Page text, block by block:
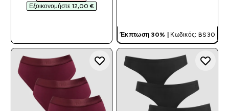
Εξοικονομήστε 12,00 €‎
Έκπτωση 30% | Κωδικός: BS30